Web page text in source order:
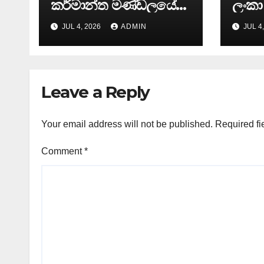
කර්මාන්ත මණ්ඩලයේ
65 වන වාර්ෂික මහා
සමුළුව සෞඛ්‍ය නියෝජ්‍ය
අමාත්‍යවරයාගේ
JUL 4, 2026 ADMIN
ඊයේ
JUL
Leave a Reply
Your email address will not be published. Required
Comment*